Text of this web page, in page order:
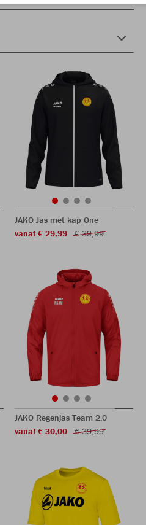
JAKO Jas met kap One
vanaf € 29,99
€ 39,99
JAKO Regenjas Team 2.0
vanaf € 30,00
€ 39,99